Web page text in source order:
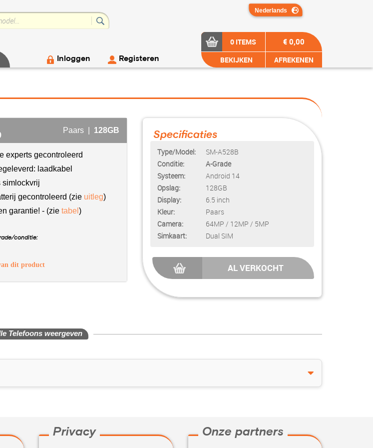
Inloggen Registeren
0 ITEMS
BEKIJKEN
€ 0,00
AFREKENEN
Paars | 128GB
experts gecontroleerd
laadkabel
simlockvrij
gecontroleerd (zie uitleg)
garantie! - (zie tabel )
conditie:
dit product
Specificaties
Type/Model:
Conditie:
Systeem:
Opslag:
Display:
Kleur:
Camera:
Simkaart:
SM-A528B
A-Grade
Android 14
128GB
6.5 inch
Paars
64MP / 12MP / 5MP
Dual SIM
AL VERKOCHT
Telefoons weergeven
Privacy Onze partners